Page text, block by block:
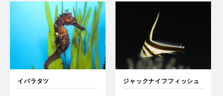
イバラタツ ジャックナイフフィッシュ